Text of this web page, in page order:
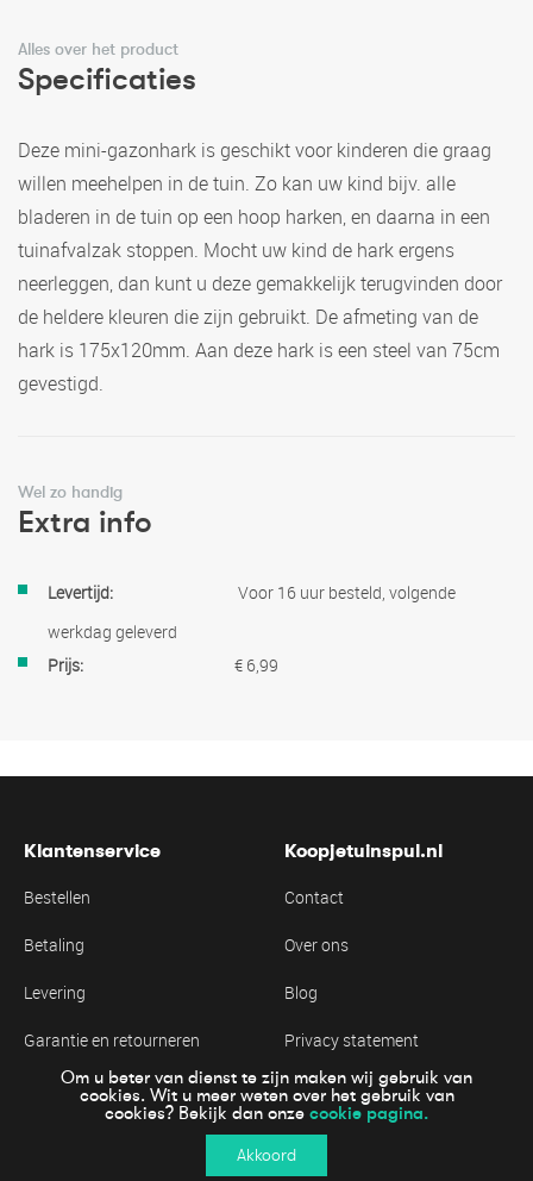
Om u beter van dienst te zijn maken wij gebruik van
cookies. Wit u meer weten over het gebruik van
cookies? Bekijk dan onze cookie pagina.
Akkoord
Alles over het product
Specificaties
Deze mini-gazonhark is geschikt voor kinderen die graag
willen meehelpen in de tuin. Zo kan uw kind bijv. alle
bladeren in de tuin op een hoop harken, en daarna in een
tuinafvalzak stoppen. Mocht uw kind de hark ergens
neerleggen, dan kunt u deze gemakkelijk terugvinden door
de heldere kleuren die zijn gebruikt. De afmeting van de
hark is 175x120mm. Aan deze hark is een steel van 75cm
gevestigd.
Wel zo handig
Extra info
Meer
Voor 16 uur besteld, volgende
werkdag geleverd
€ 6,99
Klantenservice
Bestellen
Betaling
Levering
Garantie en retourneren
Algemene voorwaarden
Koopjetuinspul.nl
Contact
Over ons
Blog
Privacy statement
Cookie statement
Online veiling betalen